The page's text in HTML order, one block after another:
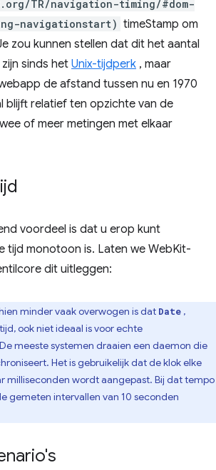
TR/navigation-timing/#dom-
navigationstart) timeStamp om
zou kunnen stellen dat dit het aantal
sinds het Unix-tijdperk , maar
de afstand tussen nu en 1970
blijft relatief ten opzichte van de
of meer metingen met elkaar
voordeel is dat u erop kunt
tijd monotoon is. Laten we WebKit-
dit uitleggen:
minder vaak overwogen is dat Date ,
ook niet ideaal is voor echte
meeste systemen draaien een daemon die
Het is gebruikelijk dat de klok elke
milliseconden wordt aangepast. Bij dat tempo
gemeten intervallen van 10 seconden